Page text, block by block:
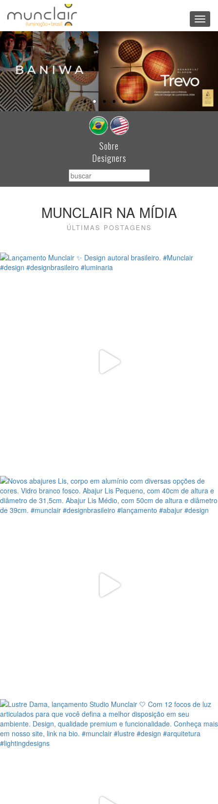
Sobre
Designers
MUNCLAIR NA MÍDIA
ÚLTIMAS POSTAGENS